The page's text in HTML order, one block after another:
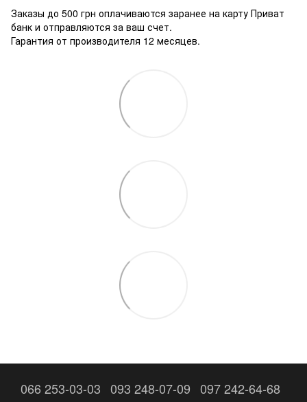
Заказы до 500 грн оплачиваются заранее на карту Приват
банк и отправляются за ваш счет.
Гарантия от производителя 12 месяцев.
066 253-03-03 093 248-07-09 097 242-64-68